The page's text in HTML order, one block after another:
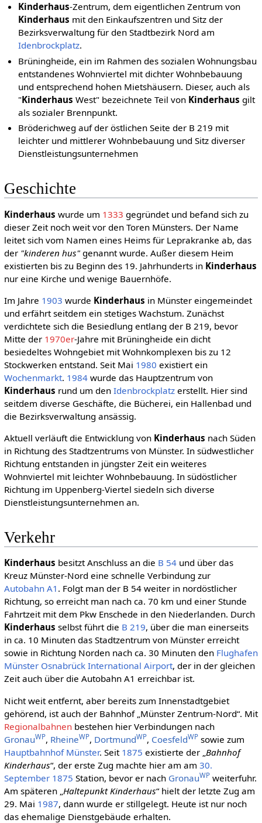
Kinderhaus-Zentrum, dem eigentlichen Zentrum von
Kinderhaus mit den Einkaufszentren und Sitz der
Bezirksverwaltung für den Stadtbezirk Nord am
Idenbrockplatz.
Brüningheide, ein im Rahmen des sozialen Wohnungsbau
entstandenes Wohnviertel mit dichter Wohnbebauung
und entsprechend hohen Mietshäusern. Dieser, auch als
"Kinderhaus West" bezeichnete Teil von Kinderhaus gilt
als sozialer Brennpunkt.
Bröderichweg auf der östlichen Seite der B 219 mit
leichter und mittlerer Wohnbebauung und Sitz diverser
Dienstleistungsunternehmen
Geschichte
Kinderhaus wurde um 1333 gegründet und befand sich zu
dieser Zeit noch weit vor den Toren Münsters. Der Name
leitet sich vom Namen eines Heims für Leprakranke ab, das
der "kinderen hus"genannt wurde. Außer diesem Heim
existierten bis zu Beginn des 19. Jahrhunderts in Kinderhaus
nur eine Kirche und wenige Bauernhöfe.
Im Jahre 1903 wurde Kinderhaus in Münster eingemeindet
und erfährt seitdem ein stetiges Wachstum. Zunächst
verdichtete sich die Besiedlung entlang der B 219, bevor
Mitte der 1970er-Jahre mit Brüningheide ein dicht
besiedeltes Wohngebiet mit Wohnkomplexen bis zu 12
Stockwerken entstand. Seit Mai 1980 existiert ein
Wochenmarkt. 1984wurde das Hauptzentrum von
Kinderhaus rund um den Idenbrockplatzerstellt. Hier sind
seitdem diverse Geschäfte, die Bücherei, ein Hallenbad und
die Bezirksverwaltung ansässig.
Aktuell verläuft die Entwicklung von Kinderhaus nach Süden
in Richtung des Stadtzentrums von Münster. In südwestlicher
Richtung entstanden in jüngster Zeit ein weiteres
Wohnviertel mit leichter Wohnbebauung. In südöstlicher
Richtung im Uppenberg-Viertel siedeln sich diverse
Dienstleistungsunternehmen an.
Verkehr
Kinderhaus besitzt Anschluss an die B 54und über das
Kreuz Münster-Nord eine schnelle Verbindung zur
Autobahn A1 . Folgt man der B 54 weiter in nordöstlicher
Richtung, so erreicht man nach ca. 70 km und einer Stunde
Fahrtzeit mit dem Pkw Enschede in den Niederlanden. Durch
Kinderhaus selbst führt die B 219, über die man einerseits
in ca. 10 Minuten das Stadtzentrum von Münster erreicht
sowie in Richtung Norden nach ca. 30 Minuten den Flughafen
Münster Osnabrück International Airport, der in der gleichen
Zeit auch über die Autobahn A1 erreichbar ist.
Nicht weit entfernt, aber bereits zum Innenstadtgebiet
gehörend, ist auch der Bahnhof „Münster Zentrum-Nord“. Mit
Regionalbahnenbestehen hier Verbindungen nach
GronauWP, RheineWP, DortmundWP, CoesfeldWPsowie zum
Hauptbahnhof Münster. Seit 1875 existierte der „ Bahnhof
Kinderhaus“, der erste Zug machte hier am am 30.
September 1875 Station, bevor er nach GronauWPweiterfuhr.
Am späteren „ Haltepunkt Kinderhaus“ hielt der letzte Zug am
29. Mai 1987, dann wurde er stillgelegt. Heute ist nur noch
das ehemalige Dienstgebäude erhalten.